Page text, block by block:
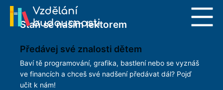
Staň se naším lektorem
Předávej své znalosti dětem
Baví tě programování, grafika, bastlení nebo se vyznáš
ve financích a chceš své nadšení předávat dál? Pojď
učit k nám!